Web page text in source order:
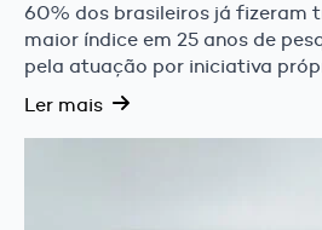
60% dos brasileiros já fizeram
maior índice em 25 anos de
pela atuação por iniciativa
Ler mais